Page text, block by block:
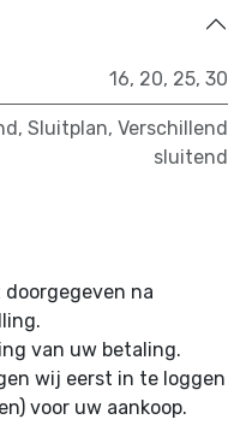
16, 20, 25, 30
, Sluitplan, Verschillend
sluitend
na
van uw betaling.
wij eerst in te loggen
voor uw aankoop.